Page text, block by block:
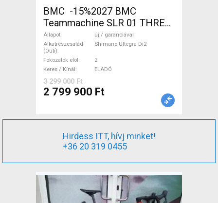
BMC -15%2027 BMC
Teammachine SLR 01 THREE
Ultegra Di2 Országúti
Shimano Ultegra Di2 tárcsafék
új / garanciával ELADÓ
Állapot
új / garanciával
Alkatrészcsalád
(Outi)
Shimano Ultegra Di2
Fokozatok elöl
2
Keres / Kínál
ELADÓ
3 299 000 Ft
2 799 900 Ft
Hirdess ITT, hívj minket!
+36 20 319 0455